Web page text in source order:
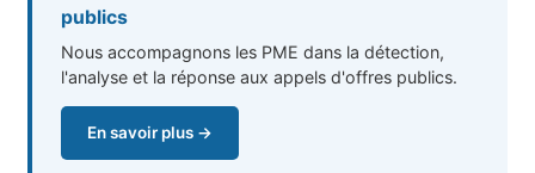
publics
Nous accompagnons les PME dans la détection,
l'analyse et la réponse aux appels d'offres publics.
En savoir plus →